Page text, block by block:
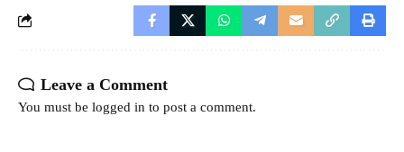
Leave a Comment
You must be logged in to post a comment.